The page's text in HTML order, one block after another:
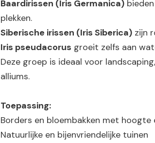
Baardirissen (Iris Germanica)
plekken.
Siberische irissen (Iris Siberica) zijn
Iris pseudacorus groeit zelfs aan
Deze groep is ideaal voor
alliums.
Toepassing:
Borders en bloembakken met hoogte
Natuurlijke en bijenvriendelijke tuinen